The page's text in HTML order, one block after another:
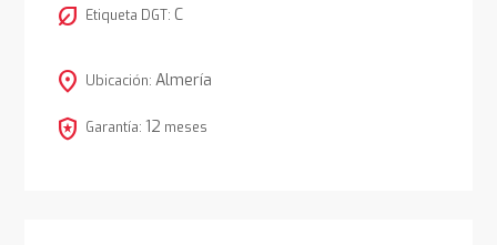
nest_eco_leaf Etiqueta DGT: C
location_on Ubicación: Almería
local_police Garantía: 12 meses